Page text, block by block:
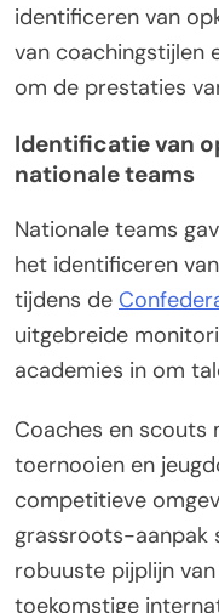
identificeren van
van coachingstijlen
om de prestaties
Identificatie van
nationale teams
Nationale teams
het identificeren
tijdens de
uitgebreide
academies in om
Coaches en scouts
toernooien en
competitieve
grassroots-aanpak
robuuste pijplijn
toekomstige